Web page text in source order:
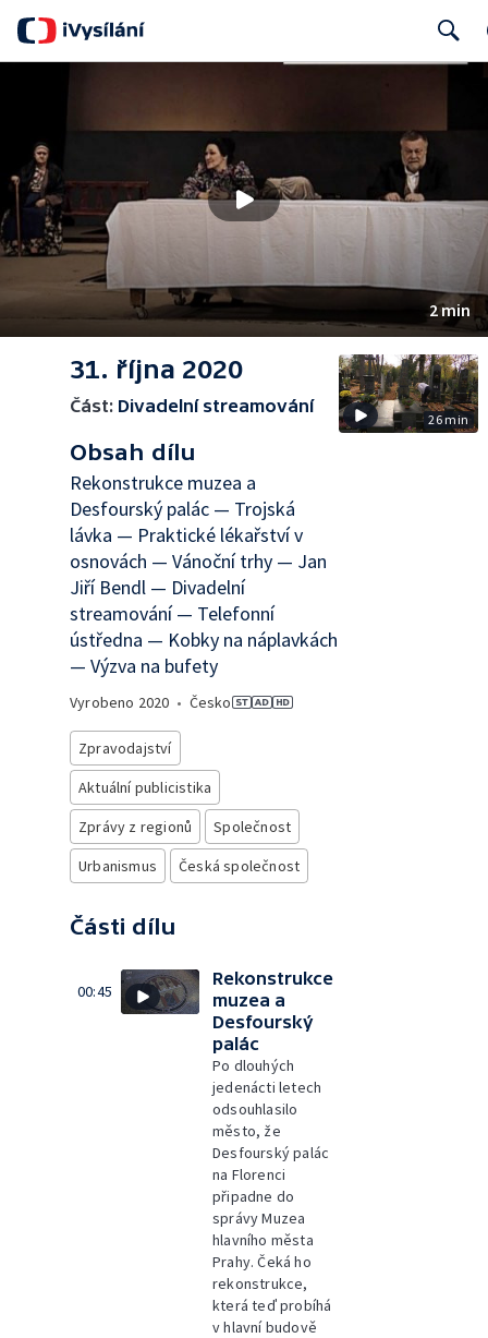
2 min
31. října 2020
Část: Divadelní streamování
Obsah dílu
Rekonstrukce muzea a
Desfourský palác — Trojská
lávka — Praktické lékařství v
osnovách — Vánoční trhy — Jan
Jiří Bendl — Divadelní
streamování — Telefonní
ústředna — Kobky na náplavkách
— Výzva na bufety
Vyrobeno 2020 • Česko
Zpravodajství
Aktuální publicistika
Zprávy z regionů
Společnost
Urbanismus
Česká společnost
Části dílu
00:45
Rekonstrukce
muzea a
Desfourský
palác
Po dlouhých
jedenácti letech
odsouhlasilo
město, že
Desfourský palác
na Florenci
připadne do
správy Muzea
hlavního města
Prahy. Čeká ho
rekonstrukce,
která teď probíhá
v hlavní budově
26 min